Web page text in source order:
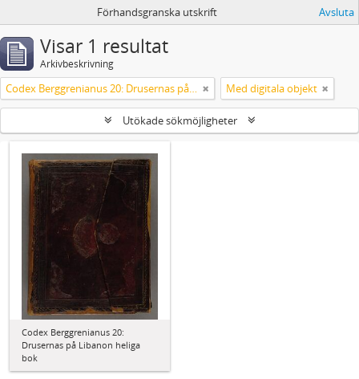
Förhandsgranska utskrift Avsluta
Visar 1 resultat
Arkivbeskrivning
Codex Berggrenianus 20: Drusernas på Libanon heliga bok Med digitala objekt
Utökade sökmöjligheter
Codex Berggrenianus 20:
Drusernas på Libanon heliga
bok